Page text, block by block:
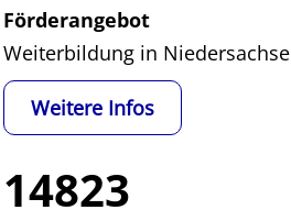
Förderangebot
Weiterbildung in
Weitere Infos
14823